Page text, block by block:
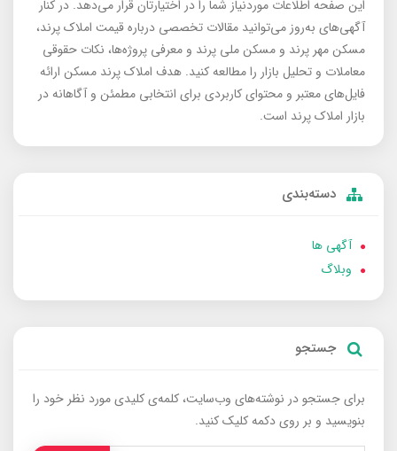
این صفحه اطلاعات موردنیاز شما را در اختیارتان قرار می‌دهد. در کنار
آگهی‌های به‌روز می‌توانید مقالات تخصصی درباره قیمت املاک پرند،
مسکن مهر پرند و مسکن ملی پرند و معرفی پروژه‌ها، نکات حقوقی
معاملات و تحلیل بازار را مطالعه کنید. هدف املاک پرند مسکن ارائه
فایل‌های معتبر و محتوای کاربردی برای انتخابی مطمئن و آگاهانه در
بازار املاک پرند است.
دسته‌بندی
آگهی ها
وبلاگ
جستجو
برای جستجو در نوشته‌های وب‌سایت، کلمه‌ی کلیدی مورد نظر خود را
بنویسید و بر روی دکمه کلیک کنید.